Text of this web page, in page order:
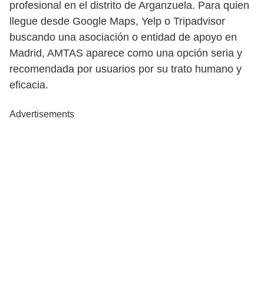
profesional en el distrito de Arganzuela. Para quien
llegue desde Google Maps, Yelp o Tripadvisor
buscando una asociación o entidad de apoyo en
Madrid, AMTAS aparece como una opción seria y
recomendada por usuarios por su trato humano y
eficacia.
Advertisements